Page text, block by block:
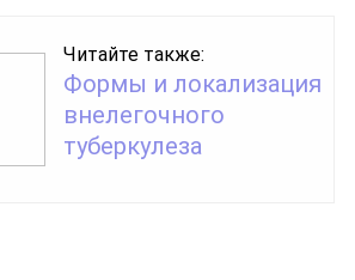
Читайте также:
Формы и локализация
внелегочного
туберкулеза